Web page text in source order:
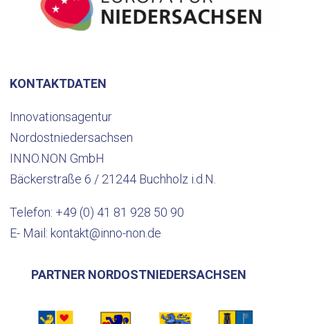
KONTAKTDATEN
Innovationsagentur
Nordostniedersachsen
INNO.NON GmbH
Bäckerstraße 6 / 21244 Buchholz i.d.N.
Telefon: +49 (0) 41 81 928 50 90
E- Mail: kontakt@inno-non.de
PARTNER NORDOSTNIEDERSACHSEN